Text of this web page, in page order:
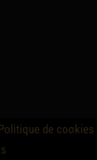
de cookies